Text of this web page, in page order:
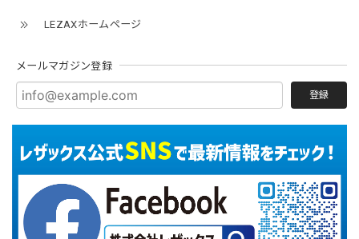
LEZAXホームページ
メールマガジン登録
登録